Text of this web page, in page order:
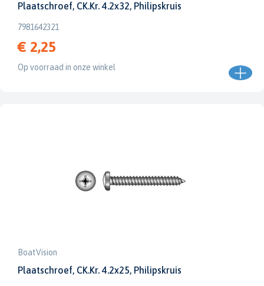
Plaatschroef, CK.Kr. 4.2x32, Philipskruis
7981642321
€ 2,25
Op voorraad in onze winkel
BoatVision
Plaatschroef, CK.Kr. 4.2x25, Philipskruis